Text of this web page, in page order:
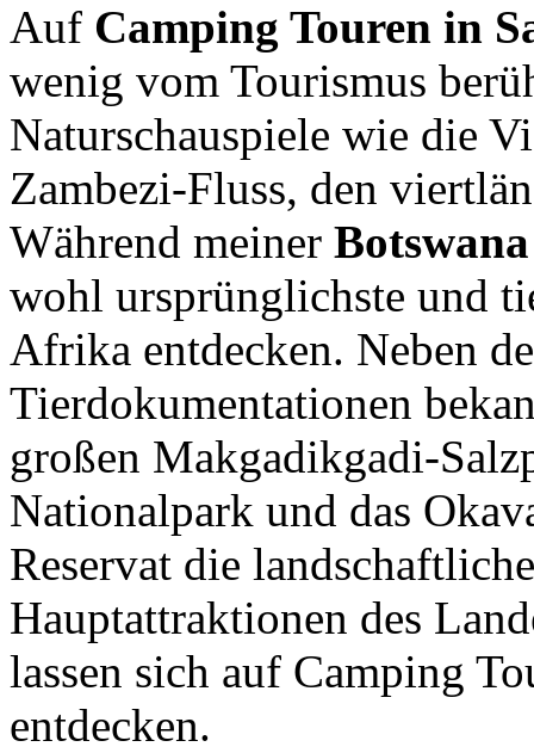
Auf Camping Touren in
wenig vom Tourismus
Naturschauspiele wie die
Zambezi-Fluss, den
Während meiner
wohl ursprünglichste und
Afrika entdecken. Neben
Tierdokumentationen
großen Makgadikgadi-
Nationalpark und das
Reservat die
Hauptattraktionen des
lassen sich auf Camping
entdecken.